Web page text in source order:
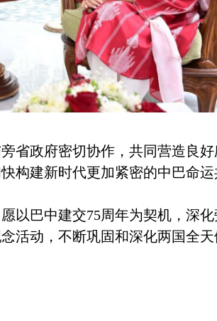
政府密切协作，共同营造良好
构建新时代更加紧密的中巴命运
巴中建交75周年为契机，深化
活动，不断巩固和深化两国全